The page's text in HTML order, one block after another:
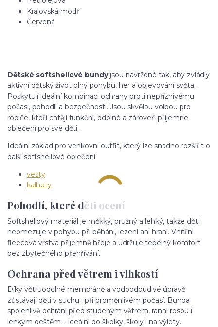
Královská modř
Červená
Dětské softshellové bundyjsou navržené tak, aby zvládly
aktivní dětský život plný pohybu, her a objevování světa.
Poskytují ideální kombinaci ochrany proti nepříznivému
počasí, pohodlí a bezpečnosti. Jsou skvělou volbou pro
rodiče, kteří chtějí funkční, odolné a zároveň příjemné
oblečení pro své děti.
Ideální základ pro venkovní outfit, který lze snadno rozšířit o
další softshellové oblečení:
vesty
kalhoty
Pohodlí, které děti ocení
Softshellový materiál je měkký, pružný a lehký, takže děti
neomezuje v pohybu při běhání, lezení ani hraní. Vnitřní
fleecová vrstva příjemně hřeje a udržuje tepelný komfort
bez zbytečného přehřívání.
Ochrana před větrem i vlhkostí
Díky větruodolné membráně a vodoodpudivé úpravě
zůstávají děti v suchu i při proměnlivém počasí. Bunda
spolehlivě ochrání před studeným větrem, ranní rosou i
lehkým deštěm – ideální do školky, školy i na výlety.